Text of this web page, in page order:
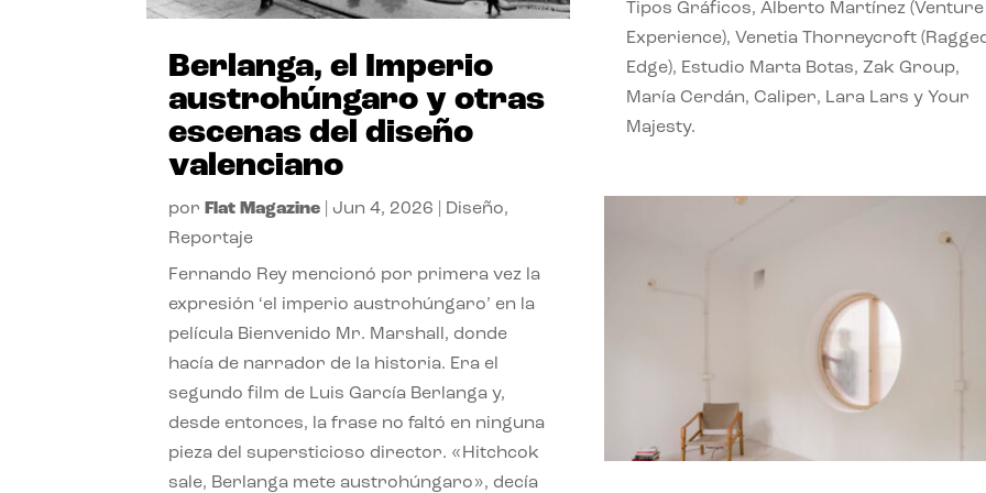
Berlanga, el Imperio
austrohúngaro y otras
escenas del diseño
valenciano
por Flat Magazine Jun 4, 2026 Diseño,
Reportaje
Fernando Rey mencionó por primera vez la
expresión ‘el imperio austrohúngaro’ en la
película Bienvenido Mr. Marshall, donde
hacía de narrador de la historia. Era el
segundo film de Luis García Berlanga y,
desde entonces, la frase no faltó en ninguna
pieza del supersticioso director. «Hitchcok
sale, Berlanga mete austrohúngaro», decía
Tipos Gráficos, Alberto Martínez (Venture
Experience), Venetia Thorneycroft
Edge), Estudio Marta Botas, Zak Group,
María Cerdán, Caliper, Lara Lars y Your
Majesty.